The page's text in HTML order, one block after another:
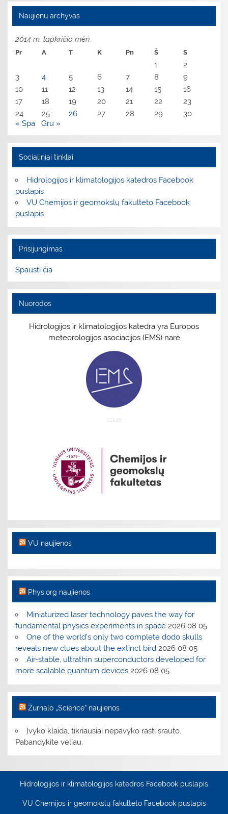
Naujienų archyvas
2014 m. lapkričio mėn.
Pr A T K Pn Š S
1
2
3
4 5 6 7 8
9
10
11 12 13 14 15
16
17
18 19 20 21 22
23
24
25 26 27 28 29
30
« Spa
Gru »
Socialiniai tinklai
Hidrologijos ir klimatologijos katedros Facebook
puslapis
VU Chemijos ir geomokslų fakulteto Facebook
puslapis
Prisijungimas
Spausti čia
Nuorodos
Hidrologijos ir klimatologijos katedra yra Europos
meteorologijos asociacijos (EMS) narė
-----
VU naujienos
Phys.org naujienos
Miniaturized laser technology paves the way for
fundamental physics experiments in space 2026 08 05
One of the world's only two complete dodo skulls
reveals new clues about the extinct bird 2026 08 05
Air-stable, ultrathin superconductors developed for
more scalable quantum devices 2026 08 05
Žurnalo „Science” naujienos
Įvyko klaida, tikriausiai nepavyko rasti srauto.
Pabandykite vėliau.
Hidrologijos ir klimatologijos katedros Facebook puslapis
VU Chemijos ir geomokslų fakulteto Facebook puslapis